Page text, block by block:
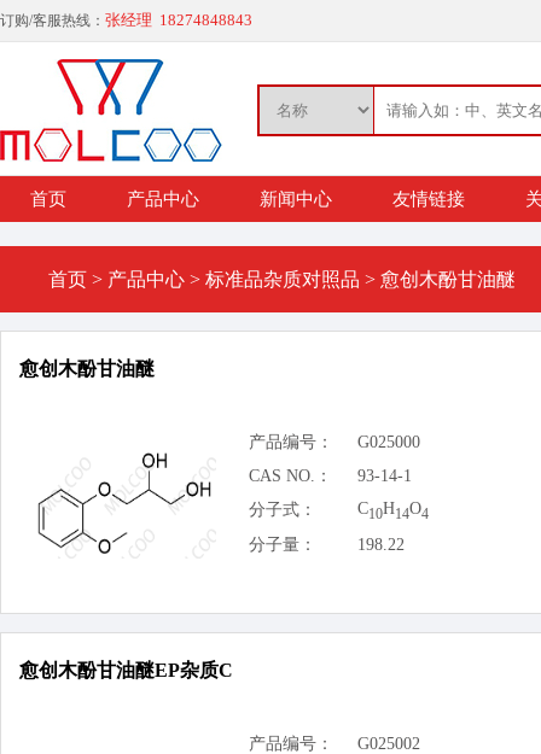
订购/客服热线： 张经理 18274848843
首页 产品中心 新闻中心 友情链接
首页 > 产品中心 > 标准品杂质对照品 > 愈创木酚甘油醚
愈创木酚甘油醚
产品编号：
G025000
CAS NO.：
93-14-1
分子式：
C10H14O4
分子量： 198.22
愈创木酚甘油醚EP杂质C
产品编号：
G025002